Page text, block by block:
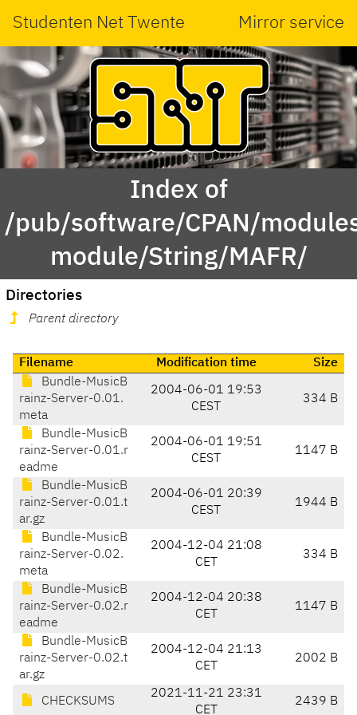
Studenten Net Twente Mirror service
Index of
/pub/software/CPAN/
module/String/MAFR/
Directories
Parent directory
Filename Modification time
Size
Bundle-MusicB
rainz-Server-0.01.
meta
2004-06-01 19:53
CEST
334 B
Bundle-MusicB
rainz-Server-0.01.r
eadme
2004-06-01 19:51
CEST
1147 B
Bundle-MusicB
rainz-Server-0.01.t
ar.gz
2004-06-01 20:39
CEST
1944 B
Bundle-MusicB
rainz-Server-0.02.
meta
2004-12-04 21:08
CET
334 B
Bundle-MusicB
rainz-Server-0.02.r
eadme
2004-12-04 20:38
CET
1147 B
Bundle-MusicB
rainz-Server-0.02.t
ar.gz
2004-12-04 21:13
CET
2002 B
CHECKSUMS
2021-11-21 23:31
CET
2439 B